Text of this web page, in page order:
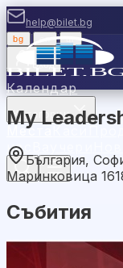
help@bilet.bg
bg |
Вход
Календар
Категории
Места
нас
My
България,
Маринковица
Събития